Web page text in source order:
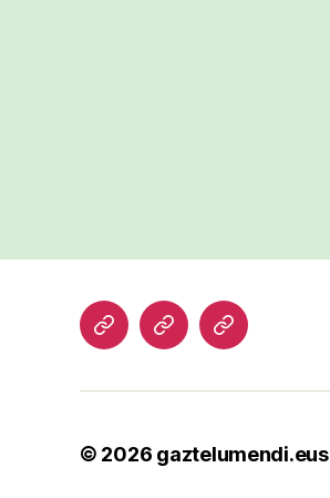
HasieraKazetariPatxi
CV
© 2026 gaztelumendi.eus